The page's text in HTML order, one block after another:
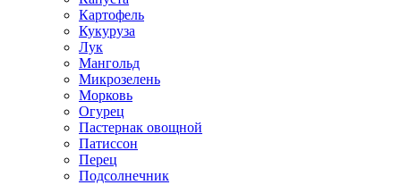
Картофель
Кукуруза
Лук
Мангольд
Микрозелень
Морковь
Огурец
Пастернак овощной
Патиссон
Перец
Подсолнечник